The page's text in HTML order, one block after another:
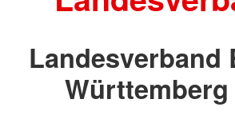
Landesverband
Württemberg